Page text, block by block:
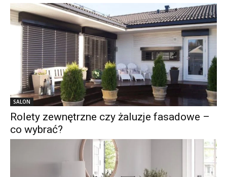
SALON
Rolety zewnętrzne czy żaluzje fasadowe –
co wybrać?